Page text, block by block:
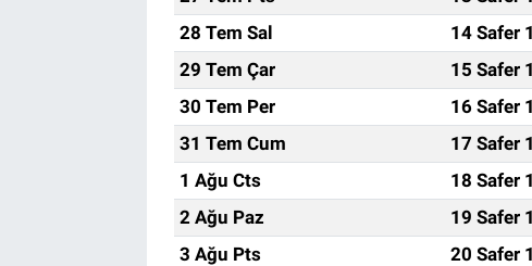
28 Tem Sal
14 Safer
29 Tem Çar
15 Safer
30 Tem Per
16 Safer
31 Tem Cum
17 Safer
1 Ağu Cts
18 Safer
2 Ağu Paz
19 Safer
3 Ağu Pts
20 Safer